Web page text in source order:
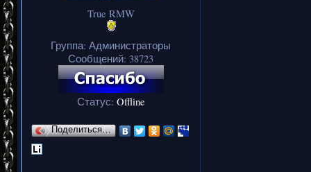
True RMW
Группа: Администраторы
Сообщений: 38723
Статус: Offline
Поделиться…